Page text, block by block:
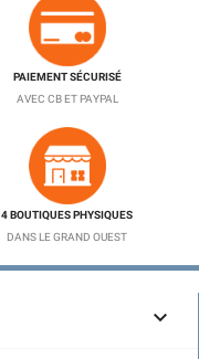
PAIEMENT SÉCURISÉ
AVEC CB ET PAYPAL
4 BOUTIQUES PHYSIQUES
DANS LE GRAND OUEST
